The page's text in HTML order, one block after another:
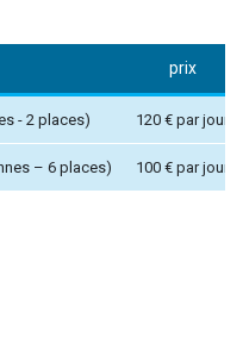
prix
- 2 places) 120 € par jour
– 6 places) 100 € par jour